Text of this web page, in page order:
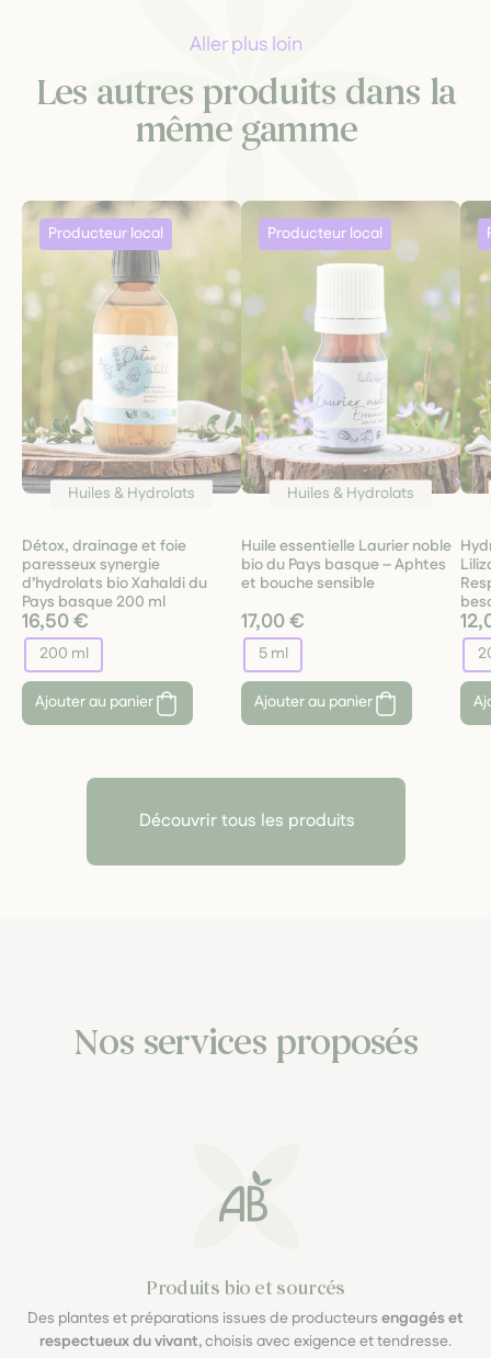
Aller plus loin
Les autres produits dans la
même gamme
Huiles & Hydrolats
Détox, drainage et foie
paresseux synergie
d’hydrolats bio Xahaldi du
Pays basque 200 ml
16,50 €
200 ml
Ajouter au panier
Huiles & Hydrolats
Huile essentielle Laurier noble
bio du Pays basque – Aphtes
et bouche sensible
17,00 €
5 ml
Ajouter au panier
Découvrir tous les produits
Nos services proposés
Produits bio et sourcés
Des plantes et préparations issues de producteurs engagés et
respectueux du vivant, choisis avec exigence et tendresse.